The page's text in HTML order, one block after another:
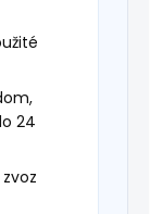
24